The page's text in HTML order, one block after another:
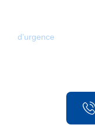
d’urgence